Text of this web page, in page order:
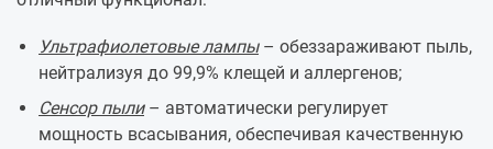
Ультрафиолетовые лампы– обеззараживают пыль,
нейтрализуя до 99,9% клещей и аллергенов;
Сенсор пыли– автоматически регулирует
мощность всасывания, обеспечивая качественную